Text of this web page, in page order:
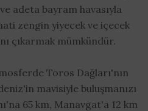
adeta bayram havasıyla
zengin yiyecek ve içecek
çıkarmak mümkündür.
Toros Dağları'nın
mavisiyle buluşmanızı
65 km, Manavgat'a 12 km